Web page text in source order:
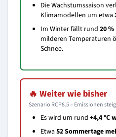
Die Wachstumssaison
Klimamodellen um etwa
Im Winter fällt rund 20
milderen Temperaturen
Schnee.
🔥 Weiter wie bisher
Szenario RCP8.5 – Emissionen
Es wird um rund +4,4 °C
Etwa 52 Sommertage